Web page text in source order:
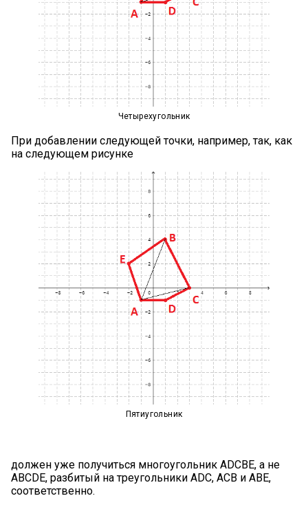
Четырехугольник
При добавлении следующей точки, например, так, как
на следующем рисунке
Пятиугольник
должен уже получиться многоугольник ADCBE, а не
ABCDE, разбитый на треугольники ADC, ACB и ABE,
соответственно.